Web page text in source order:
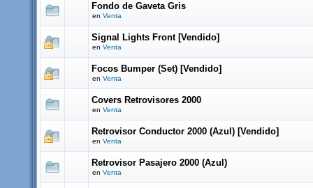
Fondo de Gaveta Gris
en Venta
Signal Lights Front [Vendido]
en Venta
Focos Bumper (Set) [Vendido]
en Venta
Covers Retrovisores 2000
en Venta
Retrovisor Conductor 2000 (Azul) [Vendido]
en Venta
Retrovisor Pasajero 2000 (Azul)
en Venta